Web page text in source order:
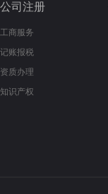
公司注册
工商服务
记账报税
资质办理
知识产权